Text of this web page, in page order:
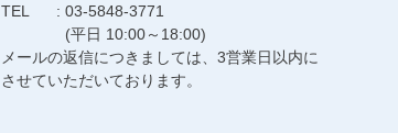
TEL
03-5848-3771
(平日 10:00～18:00)
メールの返信につきましては、3営業日以内に
させていただいております。